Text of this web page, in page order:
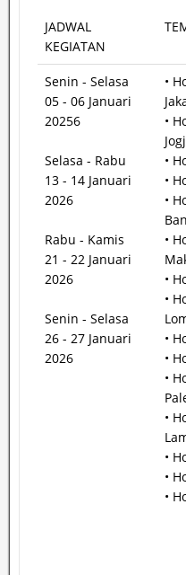
JADWAL
KEGIATAN
Senin - Selasa
05 - 06 Januari
20256
Selasa - Rabu
13 - 14 Januari
2026
Rabu - Kamis
21 - 22 Januari
2026
Senin - Selasa
26 - 27 Januari
2026
•
•
•
•
•
•
•
•
•
•
•
•
•
•
•